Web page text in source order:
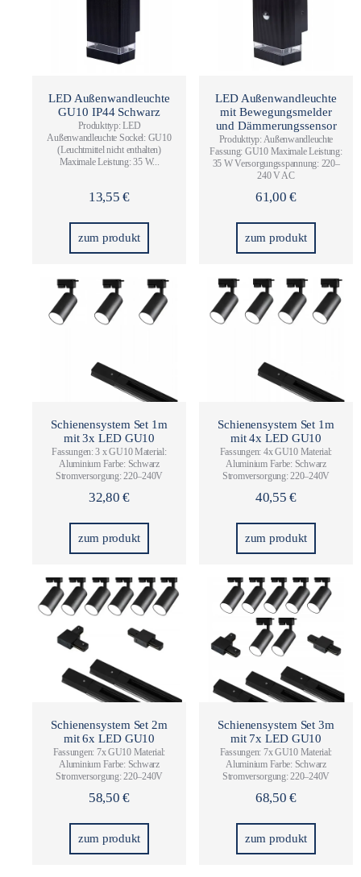
LED Außenwandleuchte
GU10 IP44 Schwarz
Produkttyp: LED
Außenwandleuchte Sockel: GU10
(Leuchtmittel nicht enthalten)
Maximale Leistung: 35 W...
13,55€
zum produkt
LED Außenwandleuchte
mit Bewegungsmelder
und Dämmerungssensor
Produkttyp: Außenwandleuchte
Fassung: GU10 Maximale Leistung:
35 W Versorgungsspannung: 220–
240 V AC
61,00€
zum produkt
Schienensystem Set 1m
mit 3x LED GU10
Fassungen: 3 x GU10 Material:
Aluminium Farbe: Schwarz
Stromversorgung: 220–240V​
32,80€
zum produkt
Schienensystem Set 1m
mit 4x LED GU10
Fassungen: 4x GU10 Material:
Aluminium Farbe: Schwarz
Stromversorgung: 220–240V​
40,55€
zum produkt
Schienensystem Set 2m
mit 6x LED GU10
Fassungen: 7x GU10 Material:
Aluminium Farbe: Schwarz
Stromversorgung: 220–240V​
58,50€
zum produkt
Schienensystem Set 3m
mit 7x LED GU10
Fassungen: 7x GU10 Material:
Aluminium Farbe: Schwarz
Stromversorgung: 220–240V​
68,50€
zum produkt